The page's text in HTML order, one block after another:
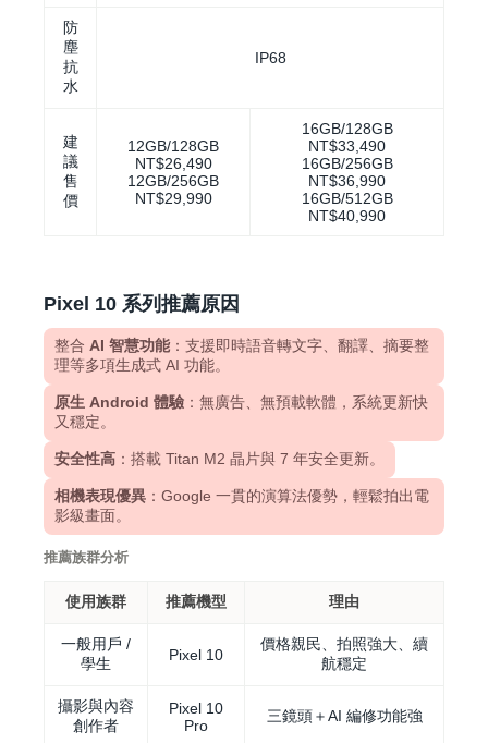
防
塵
抗
水
IP68
建
議
售
價
12GB/128GB
NT$26,490
12GB/256GB
NT$29,990
16GB/128GB
NT$33,490
16GB/256GB
NT$36,990
16GB/512GB
NT$40,990
Pixel 10 系列推薦原因
整合 AI 智慧功能：支援即時語音轉文字、翻譯、摘要整
理等多項生成式 AI 功能。
原生 Android 體驗 ：無廣告、無預載軟體，系統更新快
又穩定。
安全性高 ：搭載 Titan M2 晶片與 7 年安全更新。
相機表現優異 ：Google 一貫的演算法優勢，輕鬆拍出電
影級畫面。
推薦族群分析
使用族群 推薦機型 理由
一般用戶 /
學生
Pixel 10
價格親民、拍照強大、續
航穩定
攝影與內容
創作者
Pixel 10
Pro
三鏡頭＋AI 編修功能強